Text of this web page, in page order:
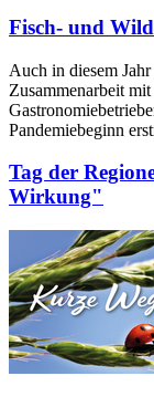
Fisch- und
Auch in diesem
Zusammenarbeit
Pandemiebeginn
Tag der
Wirkung"